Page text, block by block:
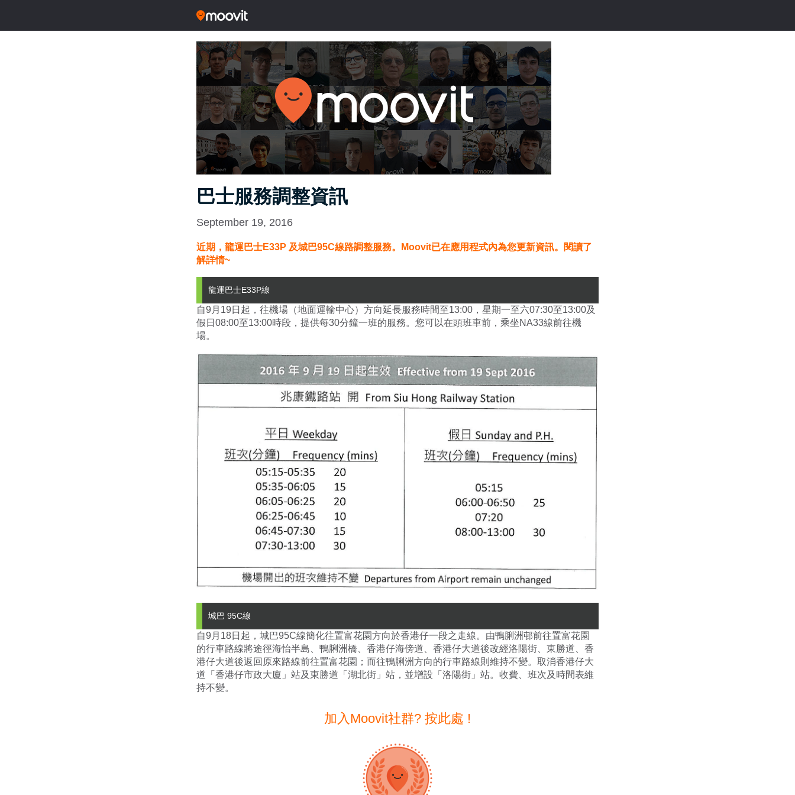
巴士服務調整資訊
September 19, 2016
近期，龍運巴士E33P 及城巴95C線路調整服務。Moovit已在應用程式內為您更新資訊。閱讀了
解詳情~
龍運巴士E33P線
自9月19日起，往機場（地面運輸中心）方向延長服務時間至13:00，星期一至六07:30至13:00及
假日08:00至13:00時段，提供每30分鐘一班的服務。您可以在頭班車前，乘坐NA33線前往機
場。
城巴 95C線
自9月18日起，城巴95C線簡化往置富花園方向於香港仔一段之走線。由鴨脷洲邨前往置富花園
的行車路線將途徑海怡半島、鴨脷洲橋、香港仔海傍道、香港仔大道後改經洛陽街、東勝道、香
港仔大道後返回原來路線前往置富花園；而往鴨脷洲方向的行車路線則維持不變。取消香港仔大
道「香港仔市政大廈」站及東勝道「湖北街」站，並增設「洛陽街」站。收費、班次及時間表維
持不變。
加入Moovit社群? 按此處 !